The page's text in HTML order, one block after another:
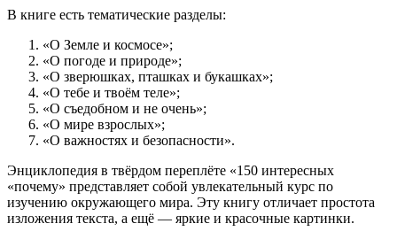
В книге есть тематические разделы:
«О Земле и космосе»;
«О погоде и природе»;
«О зверюшках, пташках и букашках»;
«О тебе и твоём теле»;
«О съедобном и не очень»;
«О мире взрослых»;
«О важностях и безопасности».
Энциклопедия в твёрдом переплёте «150 интересных
«почему» представляет собой увлекательный курс по
изучению окружающего мира. Эту книгу отличает простота
изложения текста, а ещё — яркие и красочные картинки.